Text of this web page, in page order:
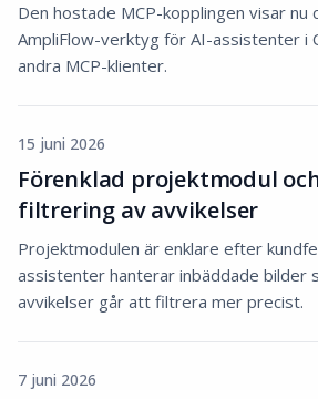
Den hostade MCP-kopplingen visar nu
AmpliFlow-verktyg för AI-assistenter i
andra MCP-klienter.
15 juni 2026
Förenklad projektmodul
filtrering av avvikelser
Projektmodulen är enklare efter
assistenter hanterar inbäddade bilder
avvikelser går att filtrera mer precist.
7 juni 2026